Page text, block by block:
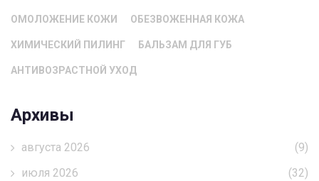
ОМОЛОЖЕНИЕ КОЖИ ОБЕЗВОЖЕННАЯ КОЖА
ХИМИЧЕСКИЙ ПИЛИНГ БАЛЬЗАМ ДЛЯ ГУБ
АНТИВОЗРАСТНОЙ УХОД
Архивы
августа 2026
(9)
июля 2026
(32)